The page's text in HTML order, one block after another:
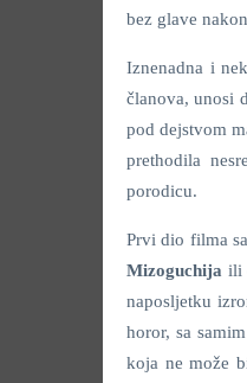
bez glave
Iznenadna i
članova, unosi
pod dejstvom
prethodila
porodicu.
Prvi dio filma
Mizoguchija ili
naposljetku
horor, sa
koja ne može